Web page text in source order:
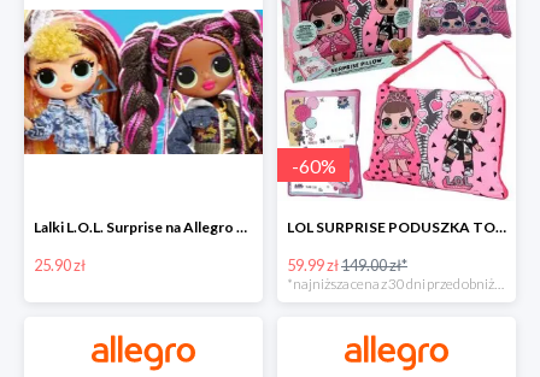
Lalki L.O.L. Surprise na Allegro w super cenach od 25,90 zł
25.90 zł
-60%
LOL SURPRISE PODUSZKA TOREBKA SEKRETNY SCHOWEK MP3 -59%
59.99 zł149.00 zł*
*najniższa cena z 30 dni przed obniżką